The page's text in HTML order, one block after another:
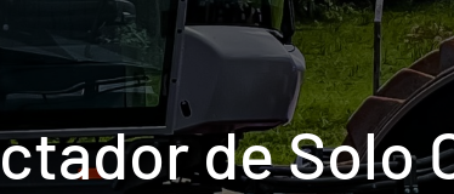
de Solo